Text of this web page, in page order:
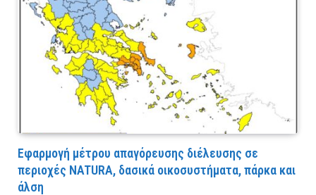
Εφαρμογή μέτρου απαγόρευσης διέλευσης σε
περιοχές NATURA, δασικά οικοσυστήματα, πάρκα και
άλση